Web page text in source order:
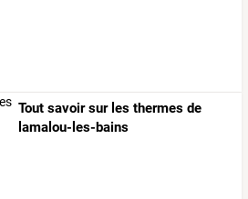
Tout savoir sur les thermes de
lamalou-les-bains